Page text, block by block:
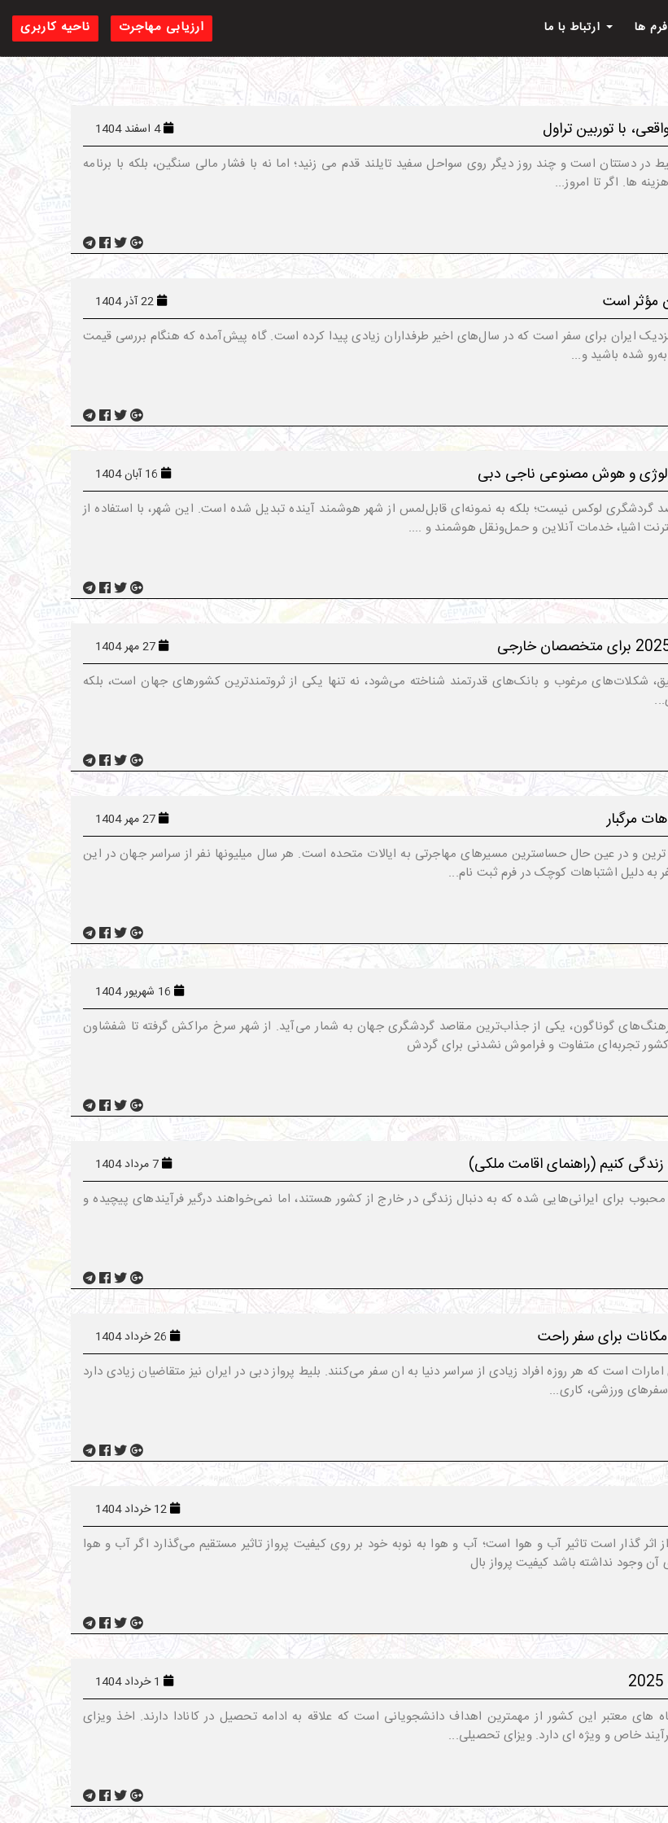
ناحیه کاربری ارزیابی مهاجرت
با توربین تراول 4 اسفند 1404
در دستتان است و چند روز دیگر روی سواحل سفید تایلند قدم می‌ زنید؛ اما نه با فشار مالی سنگین، بلکه با برنامه‌
‌ها. اگر تا امروز...
ایران برای سفر است که در سال‌های اخیر طرفداران زیادی پیدا کرده است. گاه پیش‌آمده که هنگام بررسی قیمت
شده باشید و...
و هوش مصنوعی ناجی دبی
فقط یک مقصد گردشگری لوکس نیست؛ بلکه به نمونه‌ای قابل‌لمس از شهر هوشمند آینده تبدیل شده است. این شهر، با استفاده از
اشیا، خدمات آنلاین و حمل‌ونقل هوشمند و ....
شکلات‌های مرغوب و بانک‌های قدرتمند شناخته می‌شود، نه تنها یکی از ثروتمندترین کشورهای جهان است، بلکه
مرگبار
ترین و در عین حال حساسترین مسیرهای مهاجرتی به ایالات متحده است. هر سال میلیونها نفر از سراسر جهان در این
به دلیل اشتباهات کوچک در فرم ثبت نام...
گوناگون، یکی از جذاب‌ترین مقاصد گردشگری جهان به شمار می‌آید. از شهر سرخ مراکش گرفته تا شفشاون
تجربه‌ای متفاوت و فراموش ‌نشدنی برای گردش
زندگی کنیم (راهنمای اقامت ملکی)
برای ایرانی‌هایی شده که به دنبال زندگی در خارج از کشور هستند، اما نمی‌خواهند درگیر فرآیندهای پیچیده و
برای سفر راحت
است که هر روزه افراد زیادی از سراسر دنیا به ان سفر می‌کنند. بلیط پرواز دبی در ایران نیز متقاضیان زیادی دارد
سفرهای ورزشی، کاری...
اثر گذار است تاثیر آب و هوا است؛ آب و هوا به نوبه خود بر روی کیفیت پرواز تاثیر مستقیم می‌گذارد اگر آب و هوا
آن وجود نداشته باشد کیفیت پرواز بال
های معتبر این کشور از مهمترین اهداف دانشجویانی است که علاقه به ادامه تحصیل در کانادا دارند. اخذ ویزای